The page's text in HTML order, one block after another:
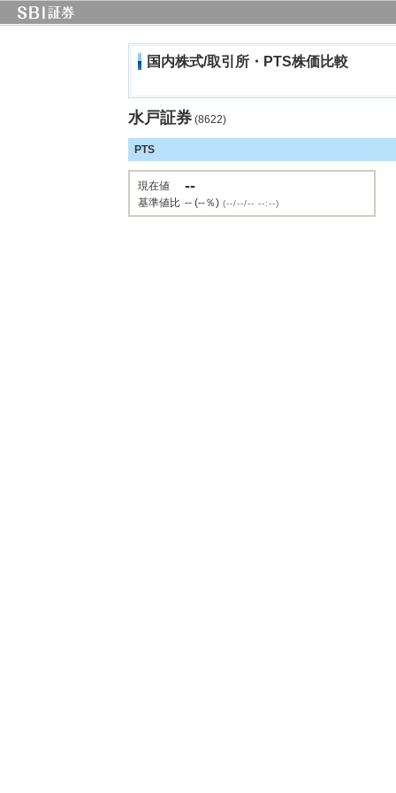
国内株式/取引所・PTS株価比較
水戸証券 (8622)
PTS
現在値 --
基準値比 -- (--％) (--/--/-- --:--)